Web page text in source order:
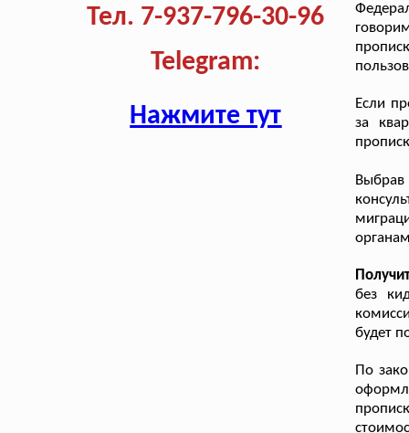
Тел. 7-937-796-30-96
Telegram:
Нажмите тут
Если
за
без
будет
По